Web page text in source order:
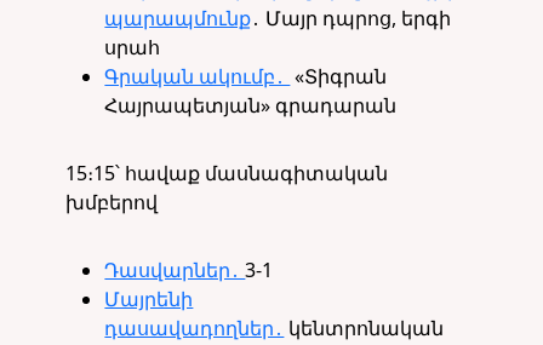
պարապմունք․ Մայր դպրոց, երգի
սրահ
Գրական ակումբ․ «Տիգրան
Հայրապետյան» գրադարան
15։15՝ հավաք մասնագիտական
խմբերով
Դասվարներ․3-1
Մայրենի
դասավադողներ․ կենտրոնական